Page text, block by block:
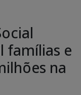
famílias e
na